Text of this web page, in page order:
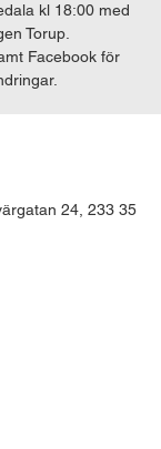
kl 18:00 med
Torup.
Facebook för
24, 233 35